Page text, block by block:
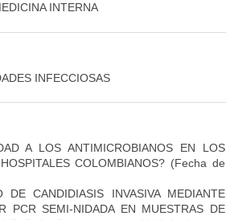
INTERNA
INFECCIOSAS
A LOS ANTIMICROBIANOS EN LOS
COLOMBIANOS? (Fecha de
CANDIDIASIS INVASIVA MEDIANTE
PCR SEMI-NIDADA EN MUESTRAS DE